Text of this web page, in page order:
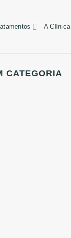
A Clínica
CATEGORIA